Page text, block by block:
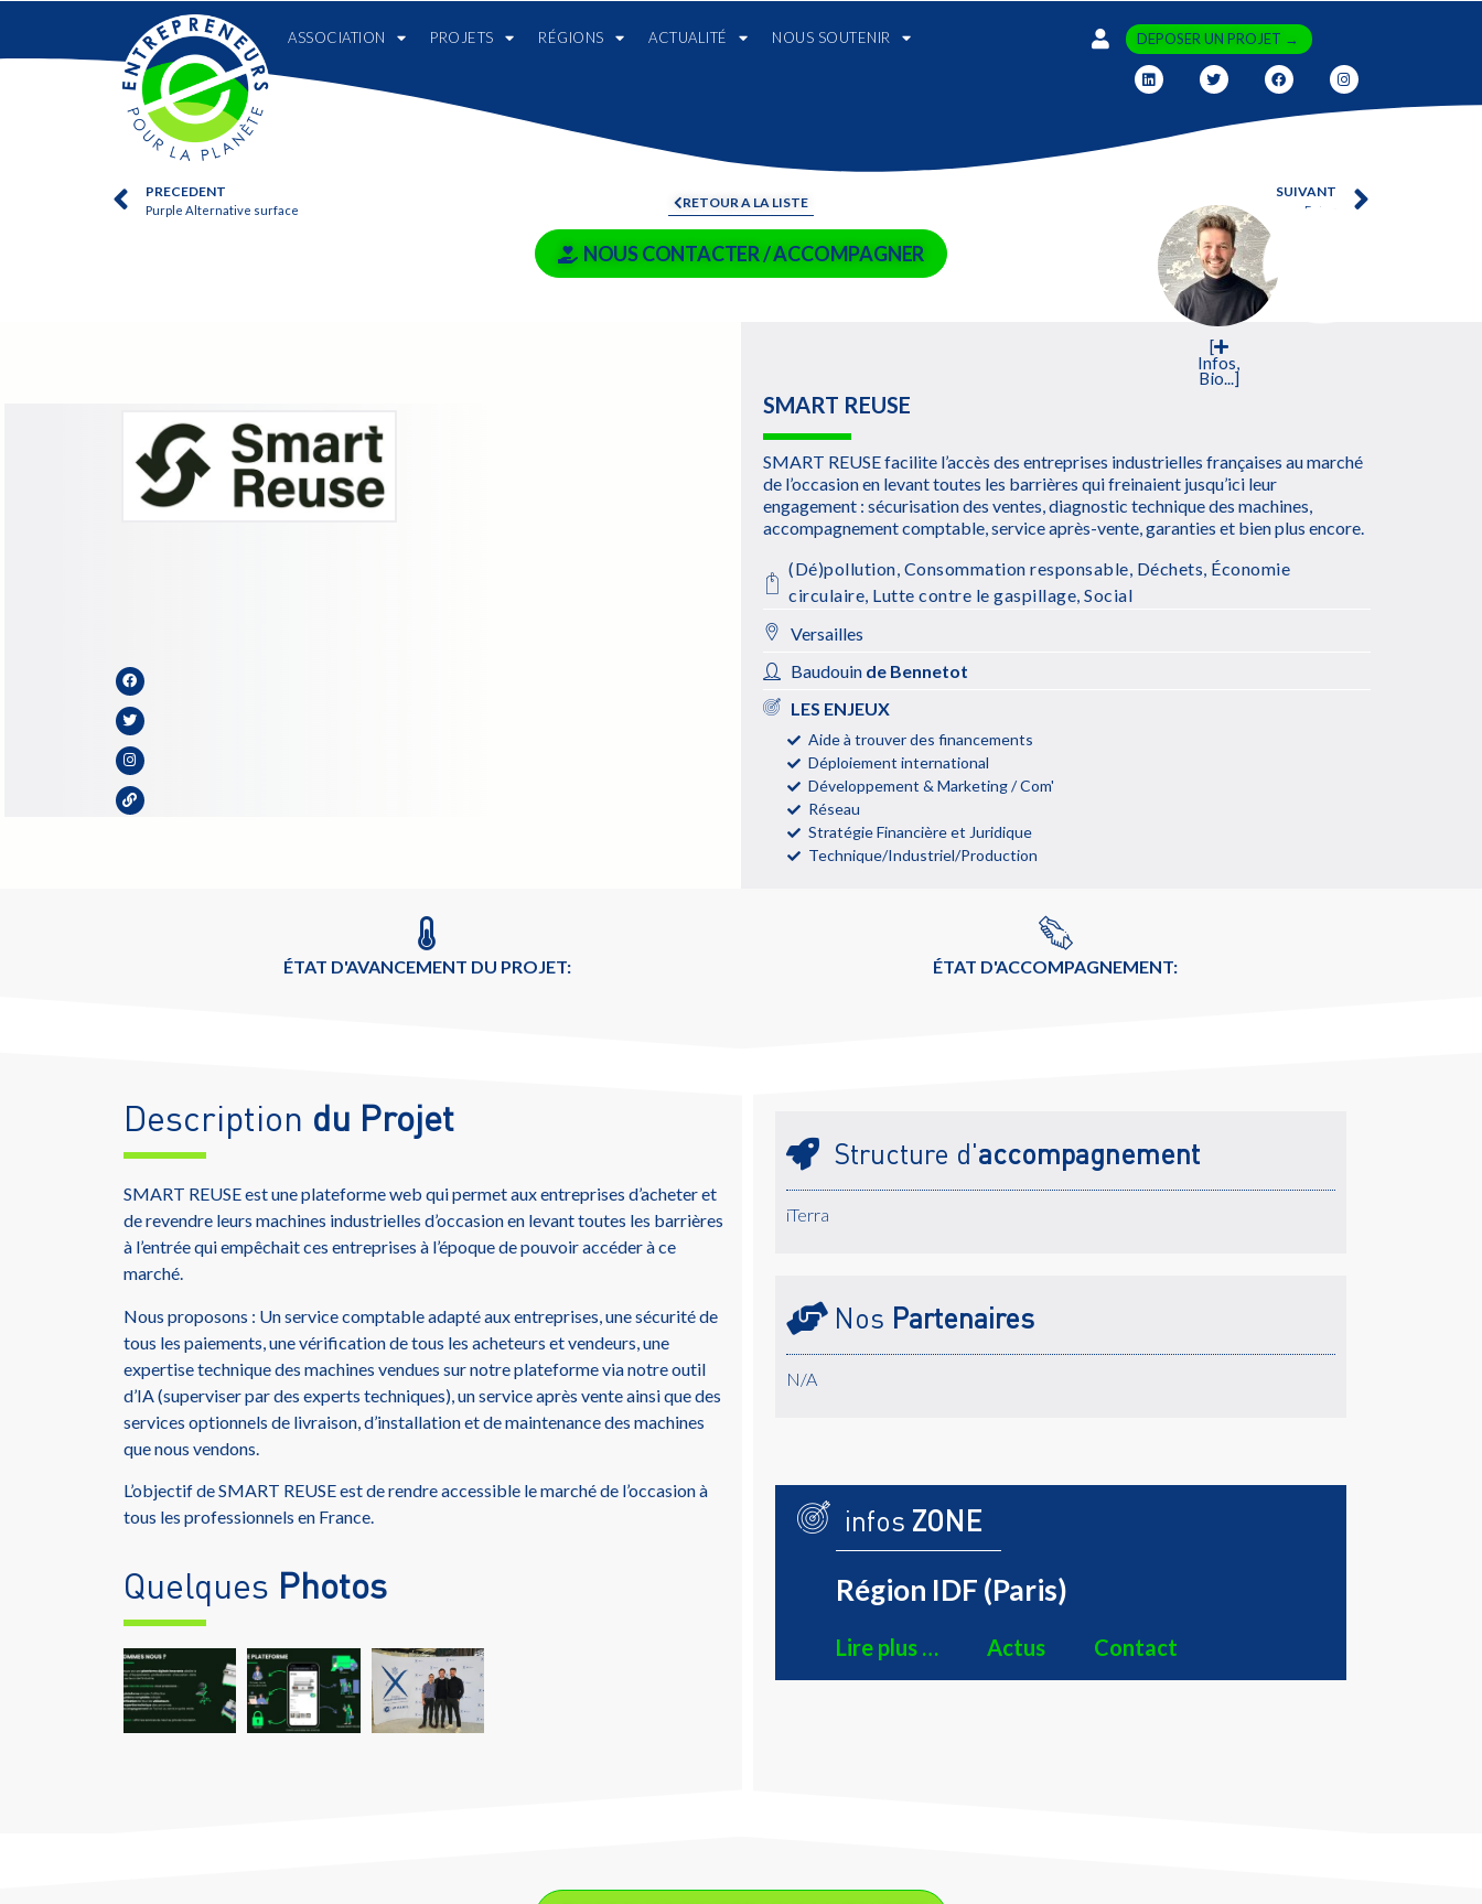
ASSOCIATION PROJETS RÉGIONS ACTUALITÉ NOUS SOUTENIR DEPOSER UN PROJET →
RETOUR A LA LISTE
PRECEDENT
Purple Alternative surface
SUIVANT
Futur
NOUS CONTACTER / ACCOMPAGNER
[
Infos,
Bio...]
SMART REUSE
SMART REUSE facilite l’accès des entreprises industrielles françaises au marché
de l’occasion en levant toutes les barrières qui freinaient jusqu’ici leur
engagement : sécurisation des ventes, diagnostic technique des machines,
accompagnement comptable, service après-vente, garanties et bien plus encore.
(Dé)pollution, Consommation responsable, Déchets, Économie
circulaire, Lutte contre le gaspillage,Social
Versailles
Baudouin de Bennetot
LES ENJEUX
Aide à trouver des financements
Déploiement international
Développement & Marketing / Com'
Réseau
Stratégie Financière et Juridique
Technique/Industriel/Production
ÉTAT D'AVANCEMENT DU PROJET: ÉTAT D'ACCOMPAGNEMENT:
Description du Projet
SMART REUSE est une plateforme web qui permet aux entreprises d’acheter et
de revendre leurs machines industrielles d’occasion en levant toutes les barrières
à l’entrée qui empêchait ces entreprises à l’époque de pouvoir accéder à ce
marché.
Nous proposons : Un service comptable adapté aux entreprises, une sécurité de
tous les paiements, une vérification de tous les acheteurs et vendeurs, une
expertise technique des machines vendues sur notre plateforme via notre outil
d’IA (superviser par des experts techniques), un service après vente ainsi que des
services optionnels de livraison, d’installation et de maintenance des machines
que nous vendons.
L’objectif de SMART REUSE est de rendre accessible le marché de l’occasion à
tous les professionnels en France.
Quelques Photos
Structure d'accompagnement
iTerra
Nos Partenaires
N/A
infos ZONE
Région IDF (Paris)
Lire plus … Actus Contact